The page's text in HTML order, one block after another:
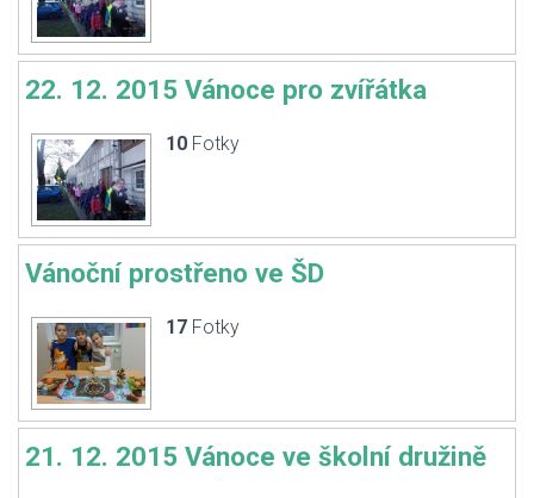
22. 12. 2015 Vánoce pro zvířátka
10 Fotky
Vánoční prostřeno ve ŠD
17 Fotky
21. 12. 2015 Vánoce ve školní družině